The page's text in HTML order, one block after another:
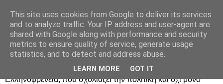
Ραδιοφωνική
Ελληνοφρένεια Unofficial
Η γνωστή ραδιοφωνική εκπομπή κατά κόσμον
Ελληνοφρένεια, που σχολιάζει την πολιτική και όχι μόνο
This site uses cookies from Google to deliver its services
and to analyze traffic. Your IP address and user-agent are
shared with Google along with performance and security
metrics to ensure quality of service, generate usage
statistics, and to detect and address abuse.
LEARN MORE GOT IT